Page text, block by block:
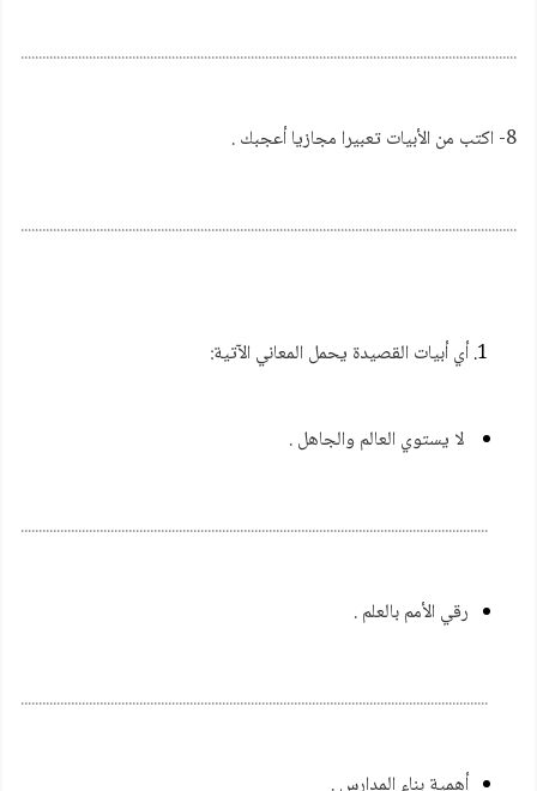
8- اكتب من الأبيات تعبيرا مجازيا أعجبك .
أي أبيات القصيدة يحمل المعاني الآتية:
لا يستوي العالم والجاهل .
رقي الأمم بالعلم .